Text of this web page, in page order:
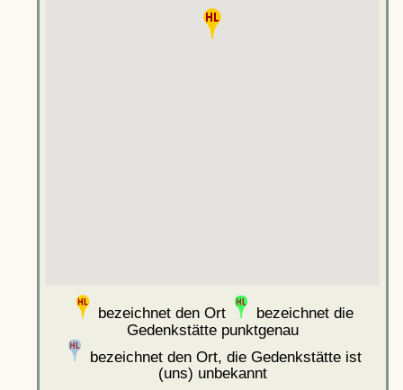
bezeichnet den Ort
bezeichnet die
Gedenkstätte punktgenau
bezeichnet den Ort, die Gedenkstätte ist
(uns) unbekannt